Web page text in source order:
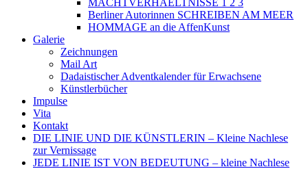
MACHTVERHAELTNISSE 1 2 3
Berliner Autorinnen SCHREIBEN AM MEER
HOMMAGE an die AffenKunst
Galerie
Zeichnungen
Mail Art
Dadaistischer Adventkalender für Erwachsene
Künstlerbücher
Impulse
Vita
Kontakt
DIE LINIE UND DIE KÜNSTLERIN – Kleine Nachlese
zur Vernissage
JEDE LINIE IST VON BEDEUTUNG – kleine Nachlese